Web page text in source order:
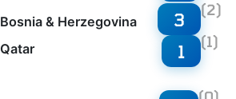
Bosnia & Herzegovina
Qatar
3 (2)
1 (1)